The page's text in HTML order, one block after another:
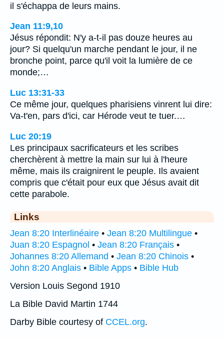
il s'échappa de leurs mains.
Jean 11:9,10
Jésus répondit: N'y a-t-il pas douze heures au
jour? Si quelqu'un marche pendant le jour, il ne
bronche point, parce qu'il voit la lumière de ce
monde;…
Luc 13:31-33
Ce même jour, quelques pharisiens vinrent lui dire:
Va-t'en, pars d'ici, car Hérode veut te tuer.…
Luc 20:19
Les principaux sacrificateurs et les scribes
cherchèrent à mettre la main sur lui à l'heure
même, mais ils craignirent le peuple. Ils avaient
compris que c'était pour eux que Jésus avait dit
cette parabole.
Links
Jean 8:20 Interlinéaire • Jean 8:20 Multilingue •
Juan 8:20 Espagnol • Jean 8:20 Français •
Johannes 8:20 Allemand • Jean 8:20 Chinois •
John 8:20 Anglais • Bible Apps • Bible Hub
Version Louis Segond 1910
La Bible David Martin 1744
Darby Bible courtesy of CCEL.org.